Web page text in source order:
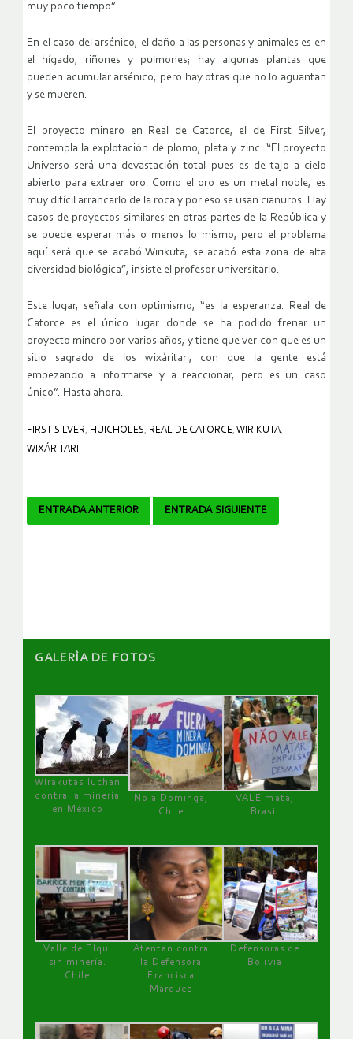
muy poco tiempo”.
En el caso del arsénico, el daño a las personas y animales es en
el hígado, riñones y pulmones; hay algunas plantas que
pueden acumular arsénico, pero hay otras que no lo aguantan
y se mueren.
El proyecto minero en Real de Catorce, el de First Silver,
contempla la explotación de plomo, plata y zinc. “El proyecto
Universo será una devastación total pues es de tajo a cielo
abierto para extraer oro. Como el oro es un metal noble, es
muy difícil arrancarlo de la roca y por eso se usan cianuros. Hay
casos de proyectos similares en otras partes de la República y
se puede esperar más o menos lo mismo, pero el problema
aquí será que se acabó Wirikuta, se acabó esta zona de alta
diversidad biológica”, insiste el profesor universitario.
Este lugar, señala con optimismo, “es la esperanza. Real de
Catorce es el único lugar donde se ha podido frenar un
proyecto minero por varios años, y tiene que ver con que es un
sitio sagrado de los wixáritari, con que la gente está
empezando a informarse y a reaccionar, pero es un caso
único”. Hasta ahora.
FIRST SILVER, HUICHOLES, REAL DE CATORCE, WIRIKUTA,
WIXÁRITARI
Navegador
ENTRADA ANTERIOR ENTRADA SIGUIENTE
GALERÌA DE FOTOS
Wirakutas luchan
contra la minería
en México
No a Dominga,
Chile
VALE mata,
Brasil
Valle de Elqui
sin minería.
Chile
Atentan contra
la Defensora
Francisca
Márquez
Defensoras de
Bolivia